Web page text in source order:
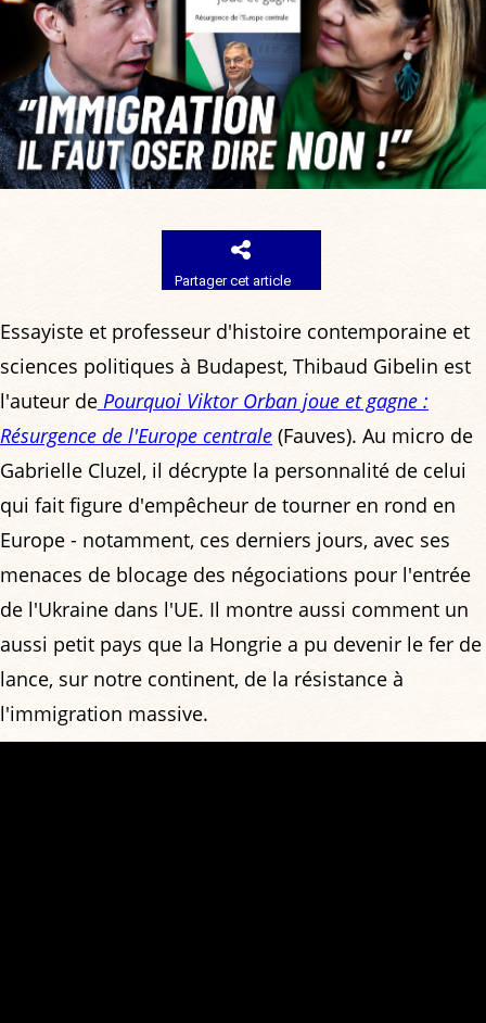
Partager cet article
Essayiste et professeur d'histoire contemporaine et
sciences politiques à Budapest, Thibaud Gibelin est
l'auteur de Pourquoi Viktor Orban joue et gagne :
Résurgence de l'Europe centrale (Fauves). Au micro de
Gabrielle Cluzel, il décrypte la personnalité de celui
qui fait figure d'empêcheur de tourner en rond en
Europe - notamment, ces derniers jours, avec ses
menaces de blocage des négociations pour l'entrée
de l'Ukraine dans l'UE. Il montre aussi comment un
aussi petit pays que la Hongrie a pu devenir le fer de
lance, sur notre continent, de la résistance à
l'immigration massive.